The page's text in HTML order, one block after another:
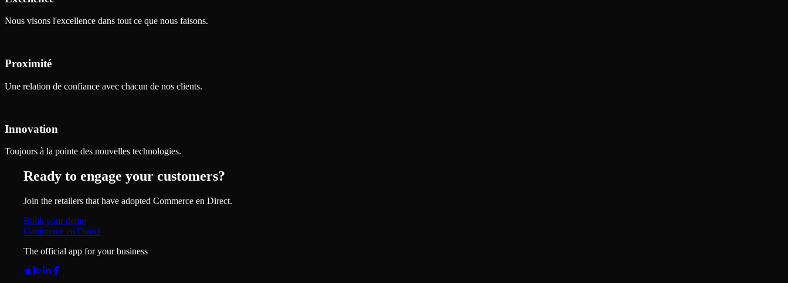
Nous visons l'excellence dans tout ce que nous faisons.
Proximité
Une relation de confiance avec chacun de nos clients.
Innovation
Toujours à la pointe des nouvelles technologies.
Ready to engage your customers?
Join the retailers that have adopted Commerce en Direct.
Book your demo
Commerce en Direct
The official app for your business